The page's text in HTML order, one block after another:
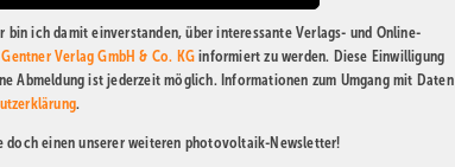
bin ich damit einverstanden, über interessante Verlags- und Online-
Verlag GmbH & Co. KGinformiert zu werden. Diese Einwilligung
Abmeldung ist jederzeit möglich. Informationen zum Umgang mit Daten
.
doch einen unserer weiteren photovoltaik-Newsletter!